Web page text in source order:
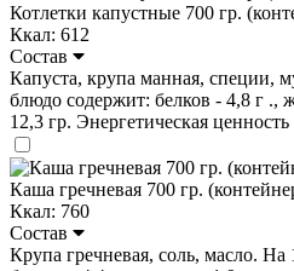
Котлетки капустные 700 гр.
Ккал: 612
Состав
Капуста, крупа манная, специи,
блюдо содержит: белков - 4,8 г .,
12,3 гр. Энергетическая
Каша гречневая 700 гр.
Ккал: 760
Состав
Крупа гречневая, соль, масло.